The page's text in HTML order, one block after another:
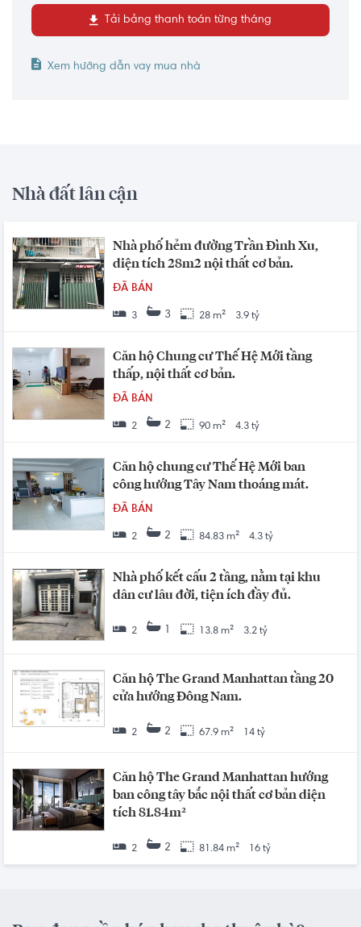
Tải bảng thanh toán từng tháng
Xem hướng dẫn vay mua nhà
Nhà đất lân cận
Nhà phố hẻm đường Trần Đình Xu,
diện tích 28m2 nội thất cơ bản.
ĐÃ BÁN
3 3 28 m² 3.9 tỷ
Căn hộ Chung cư Thế Hệ Mới tầng
thấp, nội thất cơ bản.
ĐÃ BÁN
2 2 90 m² 4.3 tỷ
Căn hộ chung cư Thế Hệ Mới ban
công hướng Tây Nam thoáng mát.
ĐÃ BÁN
2 2 84.83 m² 4.3 tỷ
Nhà phố kết cấu 2 tầng, nằm tại khu
dân cư lâu đời, tiện ích đầy đủ.
2 1 13.8 m² 3.2 tỷ
Căn hộ The Grand Manhattan tầng 20
cửa hướng Đông Nam.
2 2 67.9 m² 14 tỷ
Căn hộ The Grand Manhattan hướng
ban công tây bắc nội thất cơ bản diện
tích 81.84m²
2 2 81.84 m² 16 tỷ